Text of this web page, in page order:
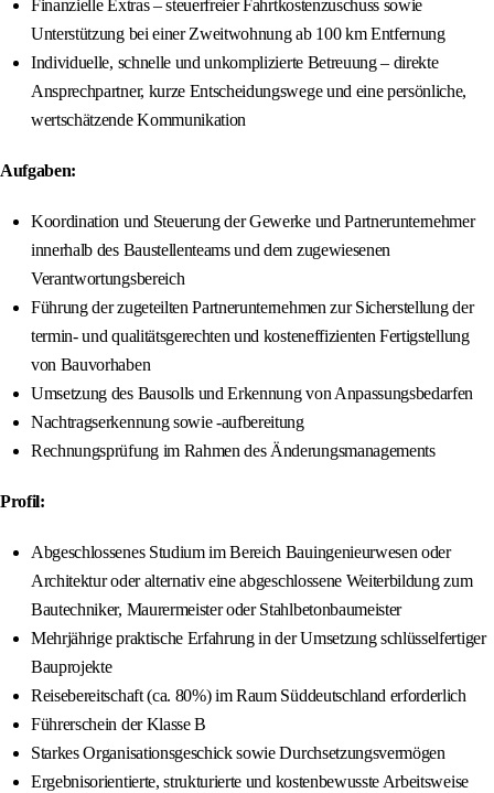
Finanzielle Extras – steuerfreier Fahrtkostenzuschuss sowie
Unterstützung bei einer Zweitwohnung ab 100 km Entfernung
Individuelle, schnelle und unkomplizierte Betreuung – direkte
Ansprechpartner, kurze Entscheidungswege und eine persönliche,
wertschätzende Kommunikation
Aufgaben:
Koordination und Steuerung der Gewerke und Partnerunternehmer
innerhalb des Baustellenteams und dem zugewiesenen
Verantwortungsbereich
Führung der zugeteilten Partnerunternehmen zur Sicherstellung der
termin- und qualitätsgerechten und kosteneffizienten Fertigstellung
von Bauvorhaben
Umsetzung des Bausolls und Erkennung von Anpassungsbedarfen
Nachtragserkennung sowie -aufbereitung
Rechnungsprüfung im Rahmen des Änderungsmanagements
Profil:
Abgeschlossenes Studium im Bereich Bauingenieurwesen oder
Architektur oder alternativ eine abgeschlossene Weiterbildung zum
Bautechniker, Maurermeister oder Stahlbetonbaumeister
Mehrjährige praktische Erfahrung in der Umsetzung schlüsselfertiger
Bauprojekte
Reisebereitschaft (ca. 80%) im Raum Süddeutschland erforderlich
Führerschein der Klasse B
Starkes Organisationsgeschick sowie Durchsetzungsvermögen
Ergebnisorientierte, strukturierte und kostenbewusste Arbeitsweise